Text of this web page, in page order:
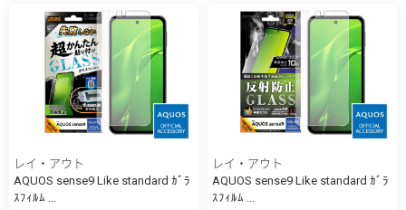
レイ・アウト
AQUOS sense9 Like standard ｶﾞﾗ
ｽﾌｨﾙﾑ ...
レイ・アウト
AQUOS sense9 Like standard ｶﾞﾗ
ｽﾌｨﾙﾑ ...